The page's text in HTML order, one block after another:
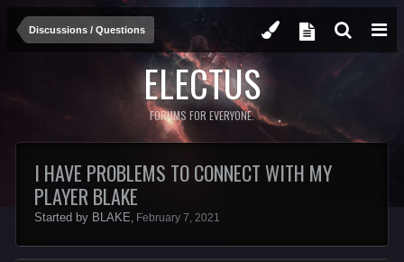
Discussions / Questions
ELECTUS
FORUMS FOR EVERYONE.
I HAVE PROBLEMS TO CONNECT WITH MY
PLAYER BLAKE
Started by BLAKE, February 7, 2021